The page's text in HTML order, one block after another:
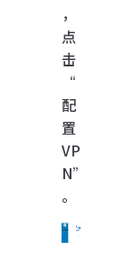
，
点
击
“
配
置
VP
N”
。